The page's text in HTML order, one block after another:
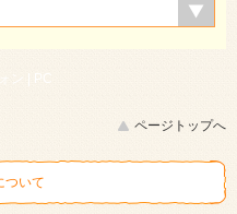
ン | PC
ページトップへ
ついて